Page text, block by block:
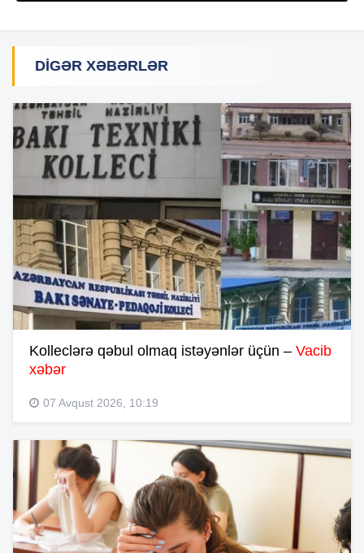
DIGƏR XƏBƏRLƏR
Kolleclərə qəbul olmaq istəyənlər üçün – Vacib
xəbər
07 Avqust 2026, 10:19